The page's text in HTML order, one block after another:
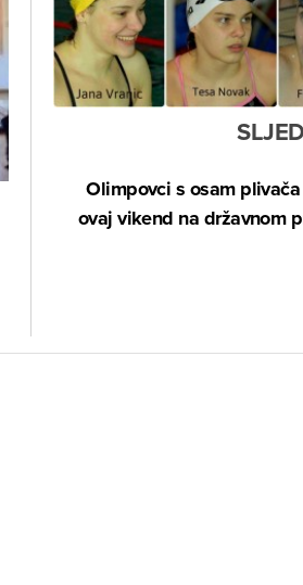
Olimpovci s osam
ovaj vikend na državnom